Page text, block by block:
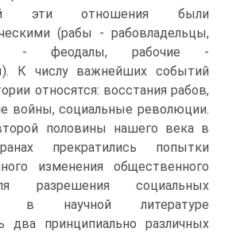
эти отношения были
(рабы - рабовладельцы,
- феодалы, рабочие -
К числу важнейших событий
относятся: восстания рабов,
войны, социальные революции.
половины нашего века в
прекратились попытки
изменения общественного
разрешения социальных
в научной литературе
два принципиально различных